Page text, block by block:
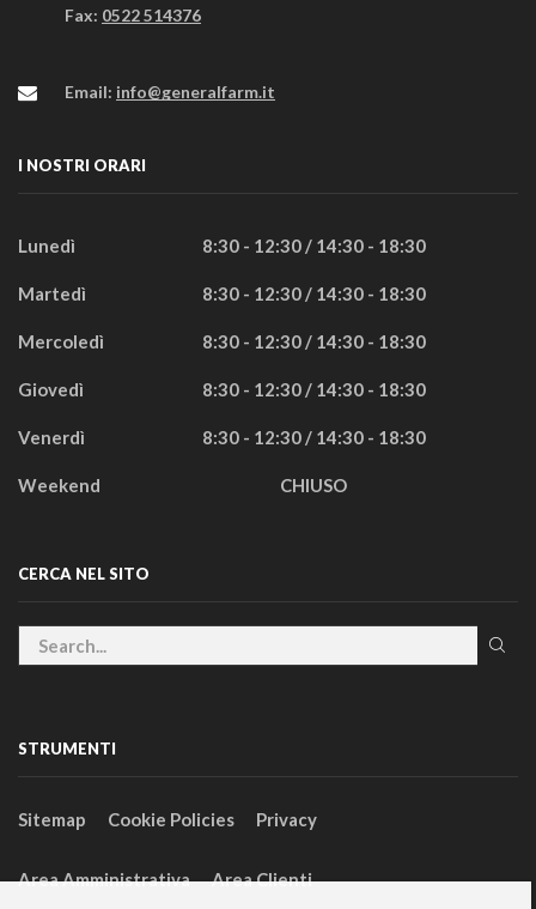
Fax: 0522 514376
Email: info@generalfarm.it
I NOSTRI ORARI
Lunedì 8:30 - 12:30 / 14:30 - 18:30
Martedì 8:30 - 12:30 / 14:30 - 18:30
Mercoledì 8:30 - 12:30 / 14:30 - 18:30
Giovedì 8:30 - 12:30 / 14:30 - 18:30
Venerdì 8:30 - 12:30 / 14:30 - 18:30
Weekend CHIUSO
CERCA NEL SITO
STRUMENTI
Sitemap Cookie Policies Privacy
Area Amministrativa Area Clienti